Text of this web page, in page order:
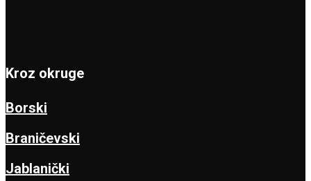
Kroz okruge
Borski
Braničevski
Jablanički